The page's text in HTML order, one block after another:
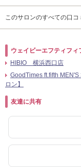
このサロンのすべての口コ
ウェイビーエフティフ
HIBIO 横浜西口店
GoodTimes ft.fifth
ロン】
友達に共有